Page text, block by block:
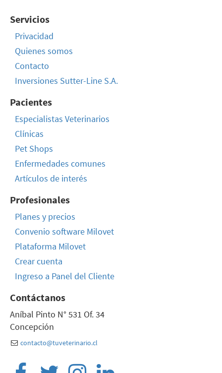
Servicios
Privacidad
Quienes somos
Contacto
Inversiones Sutter-Line S.A.
Pacientes
Especialistas Veterinarios
Clínicas
Pet Shops
Enfermedades comunes
Artículos de interés
Profesionales
Planes y precios
Convenio software Milovet
Plataforma Milovet
Crear cuenta
Ingreso a Panel del Cliente
Contáctanos
Aníbal Pinto N° 531 Of. 34
Concepción
contacto@tuveterinario.cl